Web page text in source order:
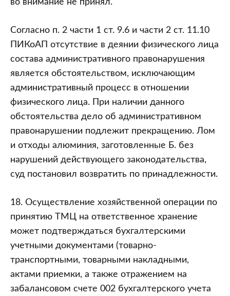
во внимание не принял.
Согласно п. 2 части 1 ст. 9.6 и части 2 ст. 11.10
ПИКоАП отсутствие в деянии физического лица
состава административного правонарушения
является обстоятельством, исключающим
административный процесс в отношении
физического лица. При наличии данного
обстоятельства дело об административном
правонарушении подлежит прекращению. Лом
и отходы алюминия, заготовленные Б. без
нарушений действующего законодательства,
суд постановил возвратить по принадлежности.
18. Осуществление хозяйственной операции по
принятию ТМЦ на ответственное хранение
может подтверждаться бухгалтерскими
учетными документами (товарно-
транспортными, товарными накладными,
актами приемки, а также отражением на
забалансовом счете 002 бухгалтерского учета